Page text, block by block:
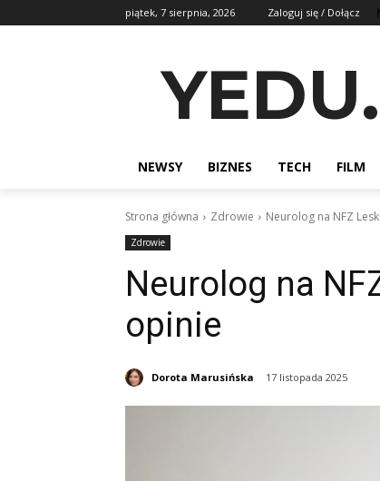
piątek, 7 sierpnia, 2026 Zaloguj się / Dołącz
YEDU.
NEWSY BIZNES TECH FILM
Strona główna Zdrowie Neurolog na NFZ
Zdrowie
Neurolog na
opinie
Dorota Marusińska 17 listopada 2025